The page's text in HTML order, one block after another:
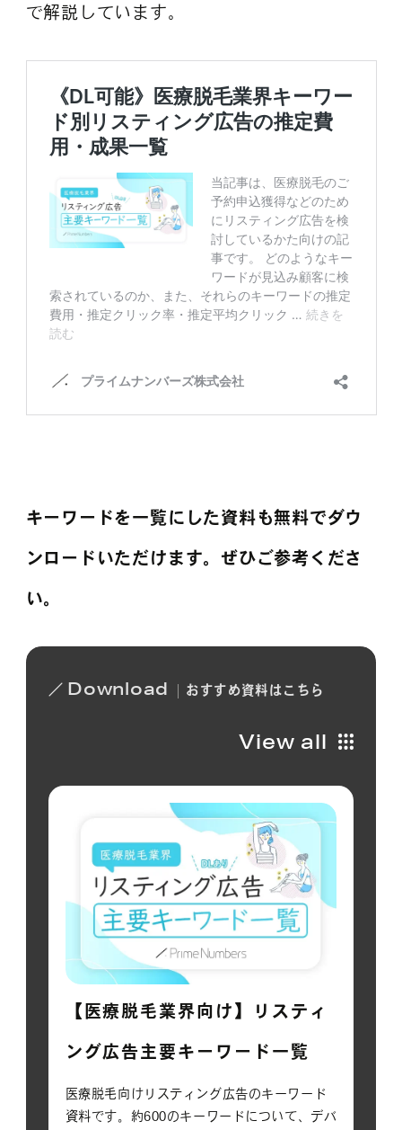
で解説しています。
キーワードを一覧にした資料も無料でダウ
ンロードいただけます。ぜひご参考くださ
い。
Download おすすめ資料は こちら
View all
【医療脱毛業界向け】リスティ
ング広告主要キーワード一覧
医療脱毛向けリスティング広告のキーワード
資料です。約600のキーワードについて、デバ